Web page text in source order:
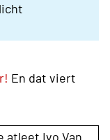
En dat viert
atleet Ivo Van